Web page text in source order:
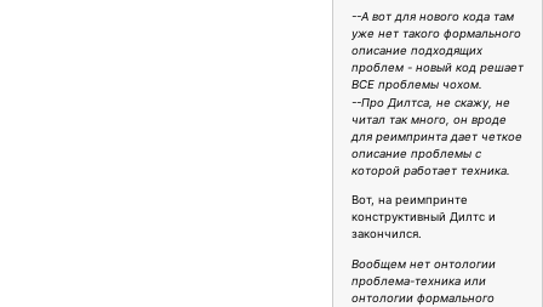
--А вот для нового кода там
уже нет такого формального
описание подходящих
проблем - новый код решает
ВСЕ проблемы чохом.
--Про Дилтса, не скажу, не
читал так много, он вроде
для реимпринта дает четкое
описание проблемы с
которой работает техника.
Вот, на реимпринте
конструктивный Дилтс и
закончился.
Вообщем нет онтологии
проблема-техника или
онтологии формального